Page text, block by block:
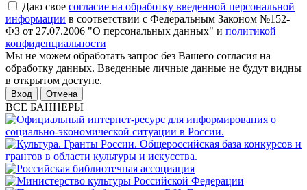
Даю свое согласие на обработку введенной персональной
информации в соответствии с Федеральным Законом №152-
ФЗ от 27.07.2006 "О персональных данных" и политикой
конфиденциальности
Мы не можем обработать запрос без Вашего согласия на
обработку данных. Введенные личные данные не будут видны
в открытом доступе.
Отмена
ВСЕ БАННЕРЫ